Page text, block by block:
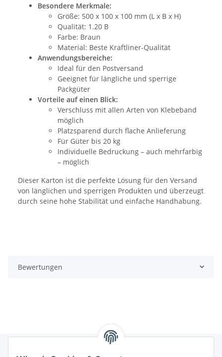
Besondere Merkmale:
Größe: 500 x 100 x 100 mm (L x B x H)
Qualität: 1.20 B
Farbe: Braun
Material: Beste Kraftliner-Qualität
Anwendungsbereiche:
Ideal für den Postversand
Geeignet für längliche und sperrige
Packgüter
Vorteile auf einen Blick:
Verschluss mit allen Arten von Klebeband
möglich
Platzsparend durch flache Anlieferung
Für Güter bis 20 kg
Individuelle Bedruckung – auch mehrfarbig
– möglich
Dieser Karton ist die perfekte Lösung für den Versand
von länglichen und sperrigen Produkten und überzeugt
durch seine hohe Stabilität und einfache Handhabung.
Bewertungen